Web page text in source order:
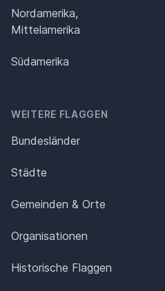
Nordamerika,
Mittelamerika
Südamerika
WEITERE FLAGGEN
Bundesländer
Städte
Gemeinden & Orte
Organisationen
Historische Flaggen